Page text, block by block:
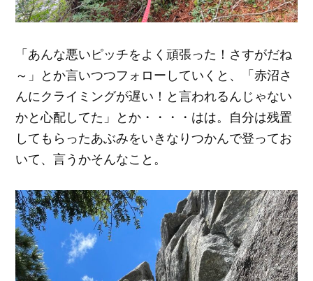
「あんな悪いピッチをよく頑張った！さすがだね
～」とか言いつつフォローしていくと、「赤沼さ
んにクライミングが遅い！と言われるんじゃない
かと心配してた」とか・・・・はは。自分は残置
してもらったあぶみをいきなりつかんで登ってお
いて、言うかそんなこと。